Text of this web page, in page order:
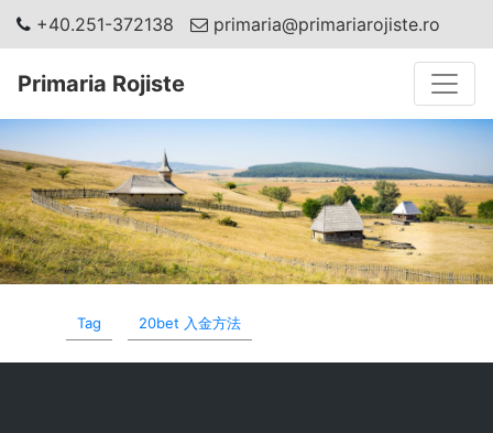
+40.251-372138 primaria@primariarojiste.ro
Primaria Rojiste
Tag 20bet 入金方法